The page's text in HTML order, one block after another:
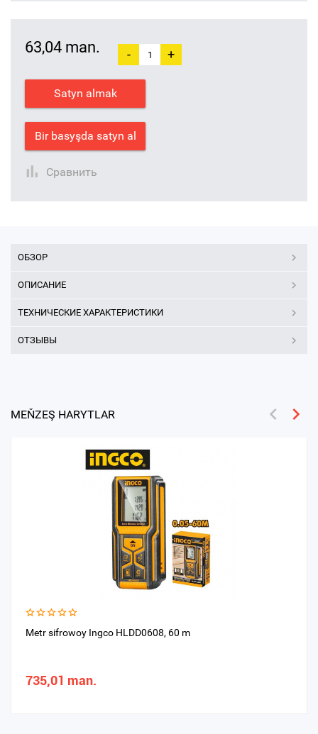
63,04 man. - +
Satyn almak
Bir basyşda satyn al
Сравнить
ОБЗОР
ОПИСАНИЕ
ТЕХНИЧЕСКИЕ ХАРАКТЕРИСТИКИ
ОТЗЫВЫ
MEŇZEŞ HARYTLAR
Metr sifrowoy Ingco HLDD0608, 60 m
735,01 man.